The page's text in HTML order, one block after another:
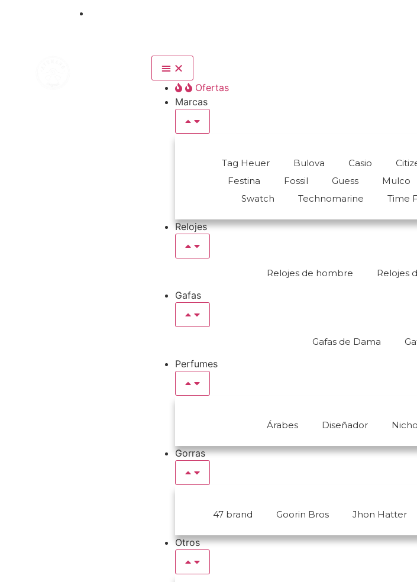
Ofertas
Marcas
Tag Heuer Bulova Casio
Festina
Fossil Guess Mulco
Swatch
Technomarine Time
Relojes
Relojes de hombre Relojes
Gafas
Gafas de Dama
Perfumes
Árabes Diseñador Nicho
Gorras
47 brand Goorin Bros Jhon Hatter
Otros